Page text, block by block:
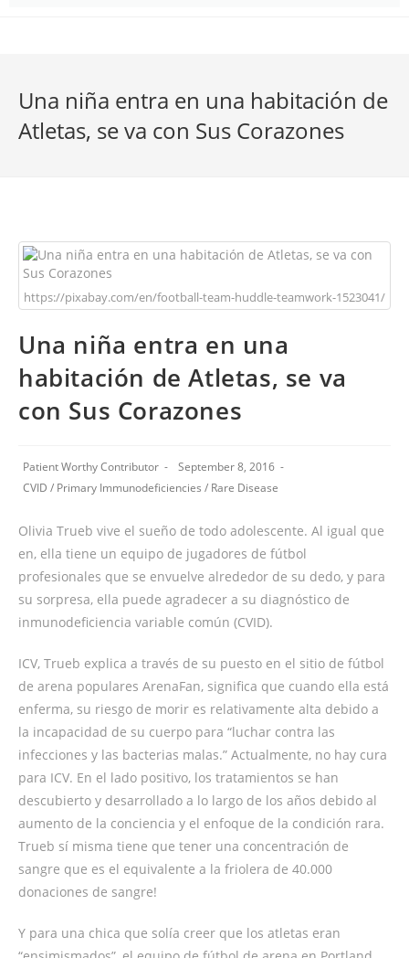
Una niña entra en una habitación de
Atletas, se va con Sus Corazones
https://pixabay.com/en/football-team-huddle-teamwork-1523041/
Una niña entra en una
habitación de Atletas, se va
con Sus Corazones
Patient Worthy Contributor
September 8, 2016
CVID / Primary Immunodeficiencies / Rare Disease
Olivia Trueb vive el sueño de todo adolescente. Al igual que
en, ella tiene un equipo de jugadores de fútbol
profesionales que se envuelve alrededor de su dedo, y para
su sorpresa, ella puede agradecer a su diagnóstico de
inmunodeficiencia variable común (CVID).
ICV, Trueb explica a través de su puesto en el sitio de fútbol
de arena populares ArenaFan, significa que cuando ella está
enferma, su riesgo de morir es relativamente alta debido a
la incapacidad de su cuerpo para “luchar contra las
infecciones y las bacterias malas.” Actualmente, no hay cura
para ICV. En el lado positivo, los tratamientos se han
descubierto y desarrollado a lo largo de los años debido al
aumento de la conciencia y el enfoque de la condición rara.
Trueb sí misma tiene que tener una concentración de
sangre que es el equivalente a la friolera de 40.000
donaciones de sangre!
Y para una chica que solía creer que los atletas eran